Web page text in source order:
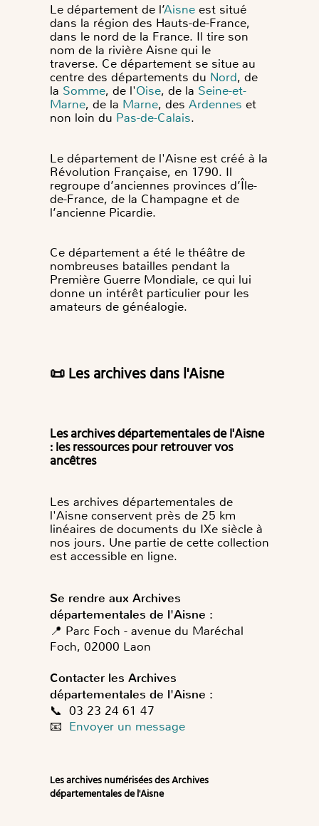
Le département de l’Aisne est situé
dans la région des Hauts-de-France,
dans le nord de la France. Il tire son
nom de la rivière Aisne qui le
traverse. Ce département se situe au
centre des départements du Nord, de
la Somme, de l'Oise, de la Seine-et-
Marne, de la Marne, des Ardennes et
non loin du Pas-de-Calais.
Le département de l'Aisne est créé à la
Révolution Française, en 1790. Il
regroupe d’anciennes provinces d’Île-
de-France, de la Champagne et de
l’ancienne Picardie.
Ce département a été le théâtre de
nombreuses batailles pendant la
Première Guerre Mondiale, ce qui lui
donne un intérêt particulier pour les
amateurs de généalogie.
📜 Les archives dans l'Aisne
Les archives départementales de l'Aisne
: les ressources pour retrouver vos
ancêtres
Les archives départementales de
l'Aisne conservent près de 25 km
linéaires de documents du IXe siècle à
nos jours. Une partie de cette collection
est accessible en ligne.
Se rendre aux Archives
départementales de l'Aisne :
📍 Parc Foch - avenue du Maréchal
Foch, 02000 Laon
Contacter les Archives
départementales de l'Aisne :
📞 03 23 24 61 47
📧 Envoyer un message
Les archives numérisées des Archives
départementales de l'Aisne